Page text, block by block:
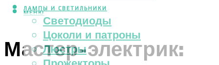
ЛАМПЫ И СВЕТИЛЬНИКИ
Светодиоды
Цоколи и патроны
Люстры
МЕНЮ
Мастер-электрик: